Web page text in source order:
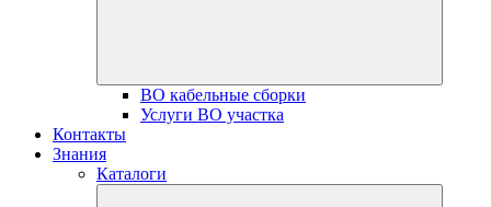
ВО кабельные сборки
Услуги ВО участка
Контакты
Знания
Каталоги